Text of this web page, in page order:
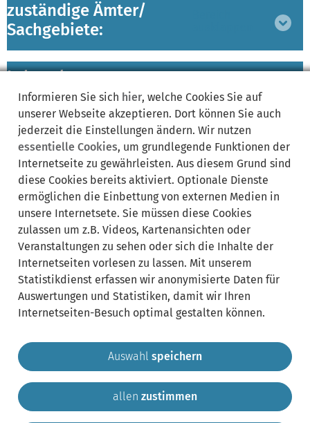
zuständige Ämter/
Sachgebiete:
Bereich
Lebenslagen:
Synonyme:
PflanzentechnologePflanzentechnologie
Pflanzentechnologin
Gemeinde Krailling Impressum
Sitemap
Kontakt
Informieren Sie sich hier, welche Cookies Sie auf
unserer Webseite akzeptieren. Dort können Sie auch
jederzeit die Einstellungen ändern. Wir nutzen
essentielle Cookies, um grundlegende Funktionen der
Internetseite zu gewährleisten. Aus diesem Grund sind
diese Cookies bereits aktiviert. Optionale Dienste
ermöglichen die Einbettung von externen Medien in
unsere Internetsete. Sie müssen diese Cookies
zulassen um z.B. Videos, Kartenansichten oder
Veranstaltungen zu sehen oder sich die Inhalte der
Internetseiten vorlesen zu lassen. Mit unserem
Statistikdienst erfassen wir anonymisierte Daten für
Auswertungen und Statistiken, damit wir Ihren
Internetseiten-Besuch optimal gestalten können.
Auswahl speichern
allen zustimmen